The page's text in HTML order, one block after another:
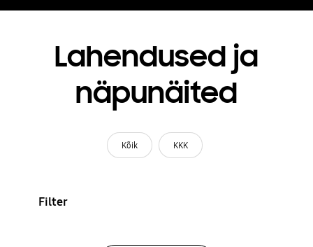
Lahendused ja
näpunäited
Kõik KKK
Filter